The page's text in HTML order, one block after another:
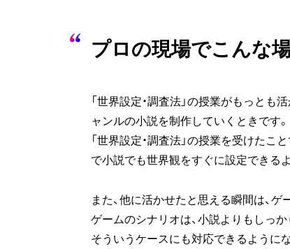
プロの現場でこんな
「世界設定・調査法」の授業がもっと
ャンルの小説を制作していくときです。
「世界設定・調査法」の授業を受けた
で小説でも世界観をすぐに設定できる
また、他に活かせたと思える瞬間は、
ゲームのシナリオは、小説よりもしっ
そういうケースにも対応できるように